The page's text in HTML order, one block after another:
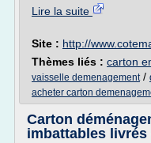
Lire la suite
Site : http://
Thèmes liés : carton
vaisselle demenagement/
acheter carton
Carton
imbattables livrés